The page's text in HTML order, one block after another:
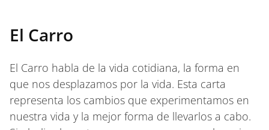
El Carro
El Carro habla de la vida cotidiana, la forma en
que nos desplazamos por la vida. Esta carta
representa los cambios que experimentamos en
nuestra vida y la mejor forma de llevarlos a cabo.